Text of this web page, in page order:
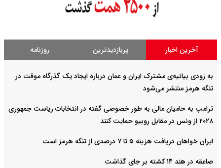
آخرین اخبار پربازدیدترین روزنامه
به زودی بیانیه‌ی مشترک ایران و عمان درباره ایجاد یک گذرگاه موقت در
تنگه هرمز منتشر می‌شود
ترامپ به حامیان مالی به طور خصوصی گفته در انتخابات ریاست جمهوری
۲۰۲۸ از ونس در مقابل روبیو حمایت کنند
ایران خواهان دریافت هزینه ۵ تا ۷ درصدی از تنگه هرمز است
صاعقه در هند ۱۴ کشته بر جای گذاشت